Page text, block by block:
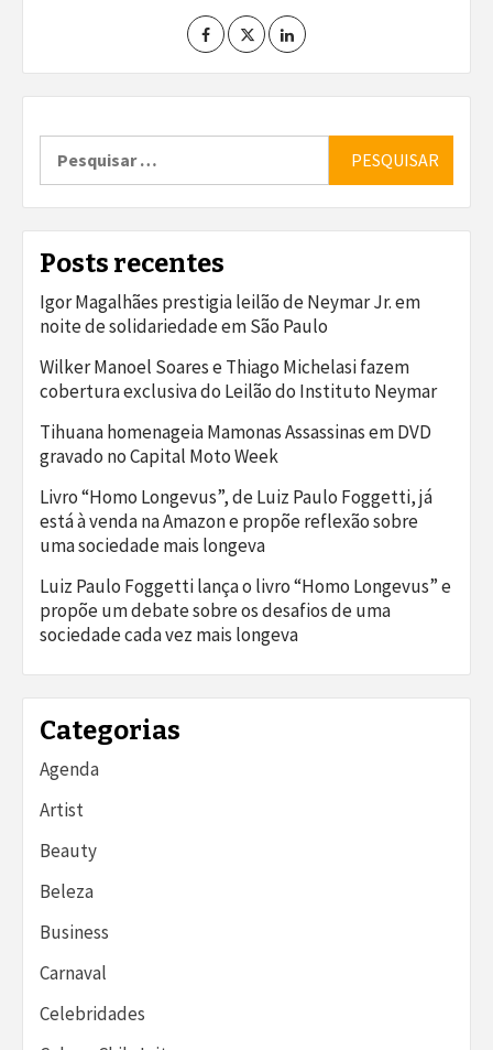
por:
Posts recentes
Igor Magalhães prestigia leilão de Neymar Jr. em
noite de solidariedade em São Paulo
Wilker Manoel Soares e Thiago Michelasi fazem
cobertura exclusiva do Leilão do Instituto Neymar
Tihuana homenageia Mamonas Assassinas em DVD
gravado no Capital Moto Week
Livro “Homo Longevus”, de Luiz Paulo Foggetti, já
está à venda na Amazon e propõe reflexão sobre
uma sociedade mais longeva
Luiz Paulo Foggetti lança o livro “Homo Longevus” e
propõe um debate sobre os desafios de uma
sociedade cada vez mais longeva
Categorias
Agenda
Artist
Beauty
Beleza
Business
Carnaval
Celebridades